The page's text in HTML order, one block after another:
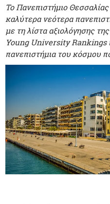
To Πανεπιστήμιο
καλύτερα νεότερα
με τη λίστα αξιολόγησης
Young University Rankings
πανεπιστήμια του κόσμου